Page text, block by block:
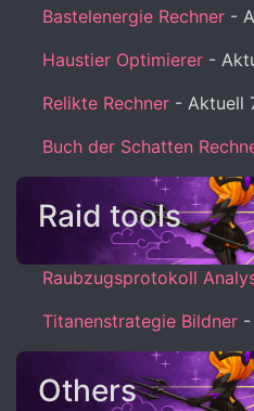
Bastelenergie Rechner -
Haustier Optimierer -
Relikte Rechner - Aktuell
Buch der Schatten
Raid tools
Raubzugsprotokoll
Titanenstrategie Bildner -
Others